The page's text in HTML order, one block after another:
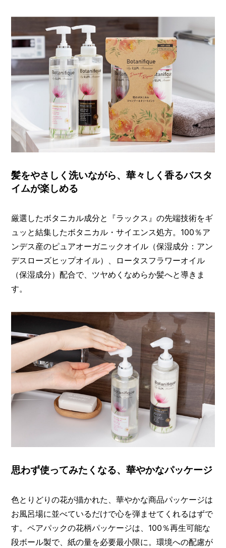
髪をやさしく洗いながら、華々しく香るバスタ
イムが楽しめる
厳選したボタニカル成分と『ラックス』の先端技術をギ
ュッと結集したボタニカル・サイエンス処方。100％ア
ンデス産のピュアオーガニックオイル（保湿成分：アン
デスローズヒップオイル）、ロータスフラワーオイル
（保湿成分）配合で、ツヤめくなめらか髪へと導きま
す。
思わず使ってみたくなる、華やかなパッケージ
色とりどりの花が描かれた、華やかな商品パッケージは
お風呂場に並べているだけで心を弾ませてくれるはずで
す。ペアパックの花柄パッケージは、100％再生可能な
段ボール製で、紙の量を必要最小限に。環境への配慮が